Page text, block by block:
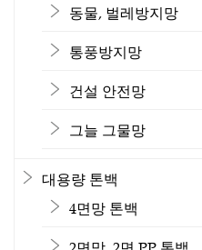
동물, 벌레방지망
통풍방지망
건설 안전망
그늘 그물망
대용량 톤백
4면망 톤백